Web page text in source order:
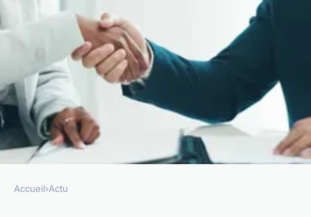
Accueil›Actu